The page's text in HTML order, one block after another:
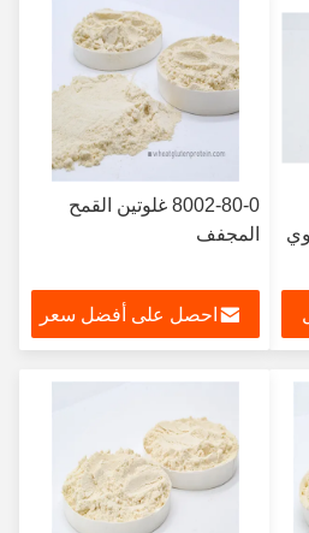
8002-80-0 غلوتين القمح
المجفف
احصل على أفضل سعر